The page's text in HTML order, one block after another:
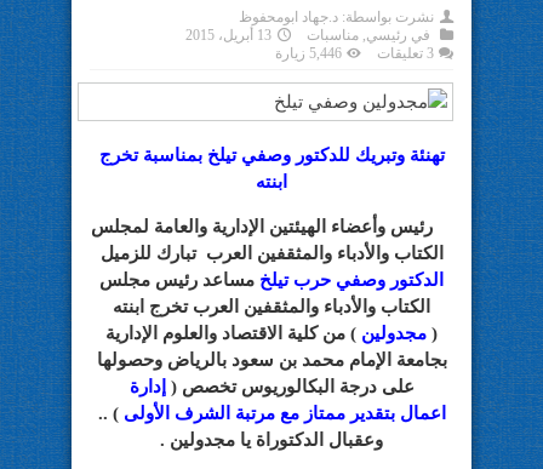
نشرت بواسطة: د.جهاد ابومحفوظ
في رئيسي, مناسبات
13 أبريل، 2015
3 تعليقات
5,446 زيارة
تهنئة وتبريك للدكتور وصفي تيلخ بمناسبة تخرج
ابنته
رئيس وأعضاء الهيئتين الإدارية والعامة لمجلس
الكتاب والأدباء والمثقفين العرب تبارك للزميل
الدكتور وصفي حرب تيلخ مساعد رئيس مجلس
الكتاب والأدباء والمثقفين العرب تخرج ابنته
( مجدولين ) من كلية اﻻقتصاد والعلوم الإدارية
بجامعة الإمام محمد بن سعود بالرياض وحصولها
على درجة البكالوريوس تخصص ( إدارة
اعمال بتقدير ممتاز مع مرتبة الشرف الأولى ) ..
وعقبال الدكتوراة يا مجدولين .